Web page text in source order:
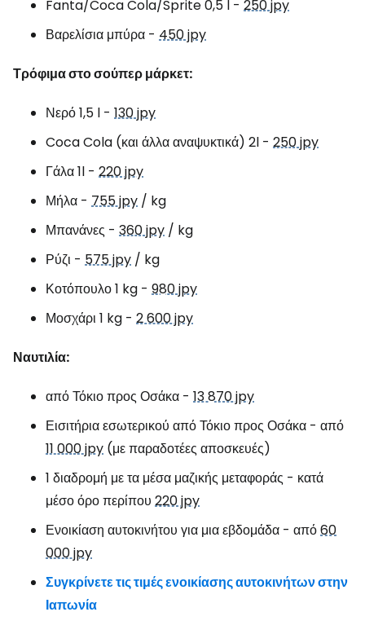
Fanta/Coca Cola/Sprite 0,5 l - 250 jpy
Βαρελίσια μπύρα - 450 jpy
Τρόφιμα στο σούπερ μάρκετ:
Νερό 1,5 l - 130 jpy
Coca Cola (και άλλα αναψυκτικά) 2l - 250 jpy
Γάλα 1l - 220 jpy
Μήλα - 755 jpy / kg
Μπανάνες - 360 jpy / kg
Ρύζι - 575 jpy / kg
Κοτόπουλο 1 kg - 980 jpy
Μοσχάρι 1 kg - 2 600 jpy
Ναυτιλία:
από Τόκιο προς Οσάκα - 13 870 jpy
Εισιτήρια εσωτερικού από Τόκιο προς Οσάκα - από
11 000 jpy (με παραδοτέες αποσκευές)
1 διαδρομή με τα μέσα μαζικής μεταφοράς - κατά
μέσο όρο περίπου 220 jpy
Ενοικίαση αυτοκινήτου για μια εβδομάδα - από60
000 jpy
Συγκρίνετε τις τιμές ενοικίασης αυτοκινήτων στην
Ιαπωνία